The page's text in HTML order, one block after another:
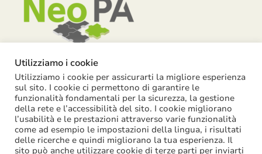
Piazza Garibaldi, 55 – 15121 Alessandria
info@neopa.it
info@pec.neopa.it
0131 1911 646
Utilizziamo i cookie
Utilizziamo i cookie per assicurarti la migliore esperienza
sul sito. I cookie ci permettono di garantire le
funzionalità fondamentali per la sicurezza, la gestione
della rete e l’accessibilità del sito. I cookie migliorano
l’usabilità e le prestazioni attraverso varie funzionalità
come ad esempio le impostazioni della lingua, i risultati
delle ricerche e quindi migliorano la tua esperienza. Il
sito può anche utilizzare cookie di terze parti per inviarti